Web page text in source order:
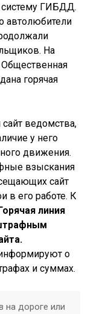
ГИБДД.
автолюбители
На
горячая
ведомства,
у него
движения.
взыскания
сайт
в его работе. К
линия
о
и суммах.
на дороге или